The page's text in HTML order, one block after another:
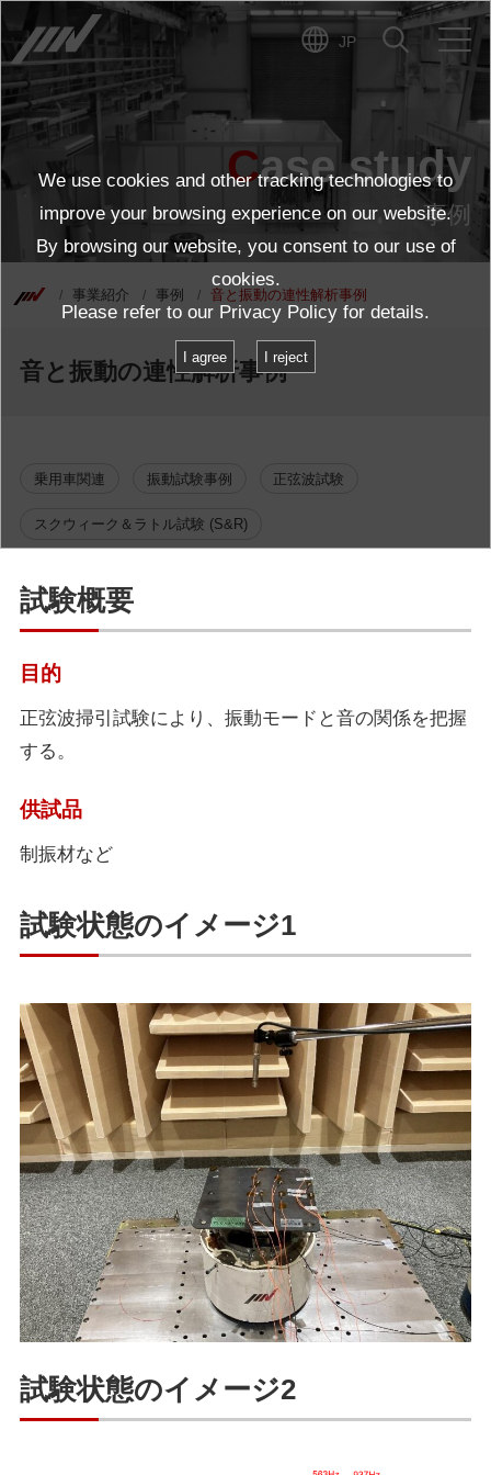
JP
Case study
事例
事業紹介 事例 音と振動の連性解析事例
音と振動の連性解析事例
乗用車関連 振動試験事例 正弦波試験
スクウィーク＆ラトル試験 (S&R)
試験概要
目的
正弦波掃引試験により、振動モードと音の関係を把握
する。
供試品
制振材など
試験状態のイメージ1
試験状態のイメージ2
We use cookies and other tracking technologies to
improve your browsing experience on our website.
By browsing our website, you consent to our use of
cookies.
Please refer to our Privacy Policy for details.
I agree I reject